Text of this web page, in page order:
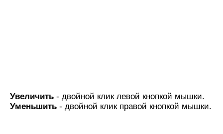
Увеличить - двойной клик левой кнопкой мышки.
Уменьшить - двойной клик правой кнопкой мышки.